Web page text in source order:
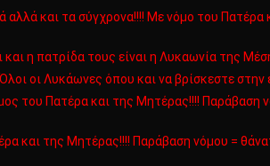
και τα σύγχρονα!!!! Με νόμο του
η πατρίδα τους είναι η Λυκαωνία της
οι Λυκάωνες όπου και να βρίσκεστε στην
Πατέρα και της Μητέρας!!!! Παράβαση
και της Μητέρας!!!! Παράβαση νόμου =